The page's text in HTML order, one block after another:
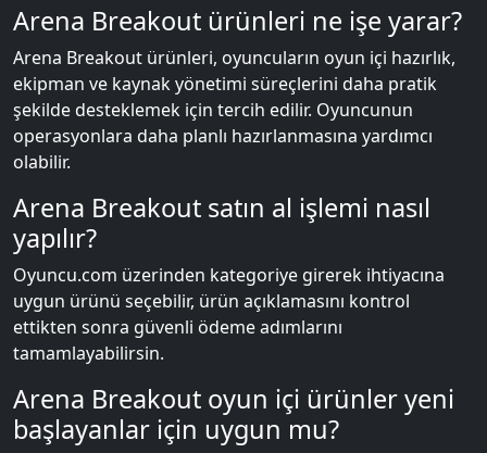
Arena Breakout ürünleri ne işe yarar?
Arena Breakout ürünleri, oyuncuların oyun içi hazırlık,
ekipman ve kaynak yönetimi süreçlerini daha pratik
şekilde desteklemek için tercih edilir. Oyuncunun
operasyonlara daha planlı hazırlanmasına yardımcı
olabilir.
Arena Breakout satın al işlemi nasıl
yapılır?
Oyuncu.com üzerinden kategoriye girerek ihtiyacına
uygun ürünü seçebilir, ürün açıklamasını kontrol
ettikten sonra güvenli ödeme adımlarını
tamamlayabilirsin.
Arena Breakout oyun içi ürünler yeni
başlayanlar için uygun mu?